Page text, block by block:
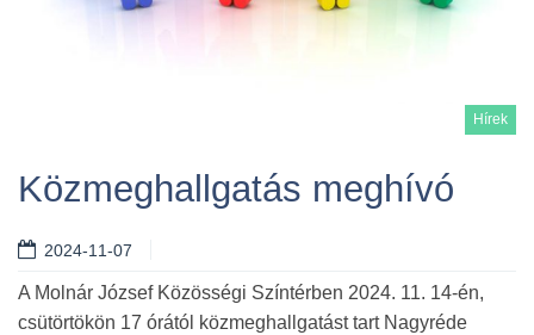
Hírek
Közmeghallgatás meghívó
2024-11-07
A Molnár József Közösségi Színtérben 2024. 11. 14-én,
csütörtökön 17 órától közmeghallgatást tart Nagyréde